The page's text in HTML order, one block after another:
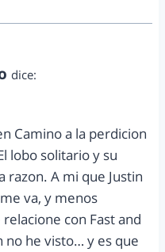
dice:
Camino a la perdicion
lobo solitario y su
A mi que Justin
va, y menos
con Fast and
no he visto… y es que